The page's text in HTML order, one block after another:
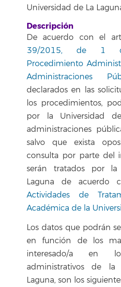
Universidad de La
Descripción
De acuerdo con el
39/2015, de 1
Procedimiento
Administraciones
declarados en las
los procedimientos,
por la Universidad
administraciones
salvo que exista
consulta por parte del
serán tratados por la
Laguna de acuerdo
Actividades de
Académica de la
Los datos que podrán
en función de los
interesado/a en
administrativos de la
Laguna, son los